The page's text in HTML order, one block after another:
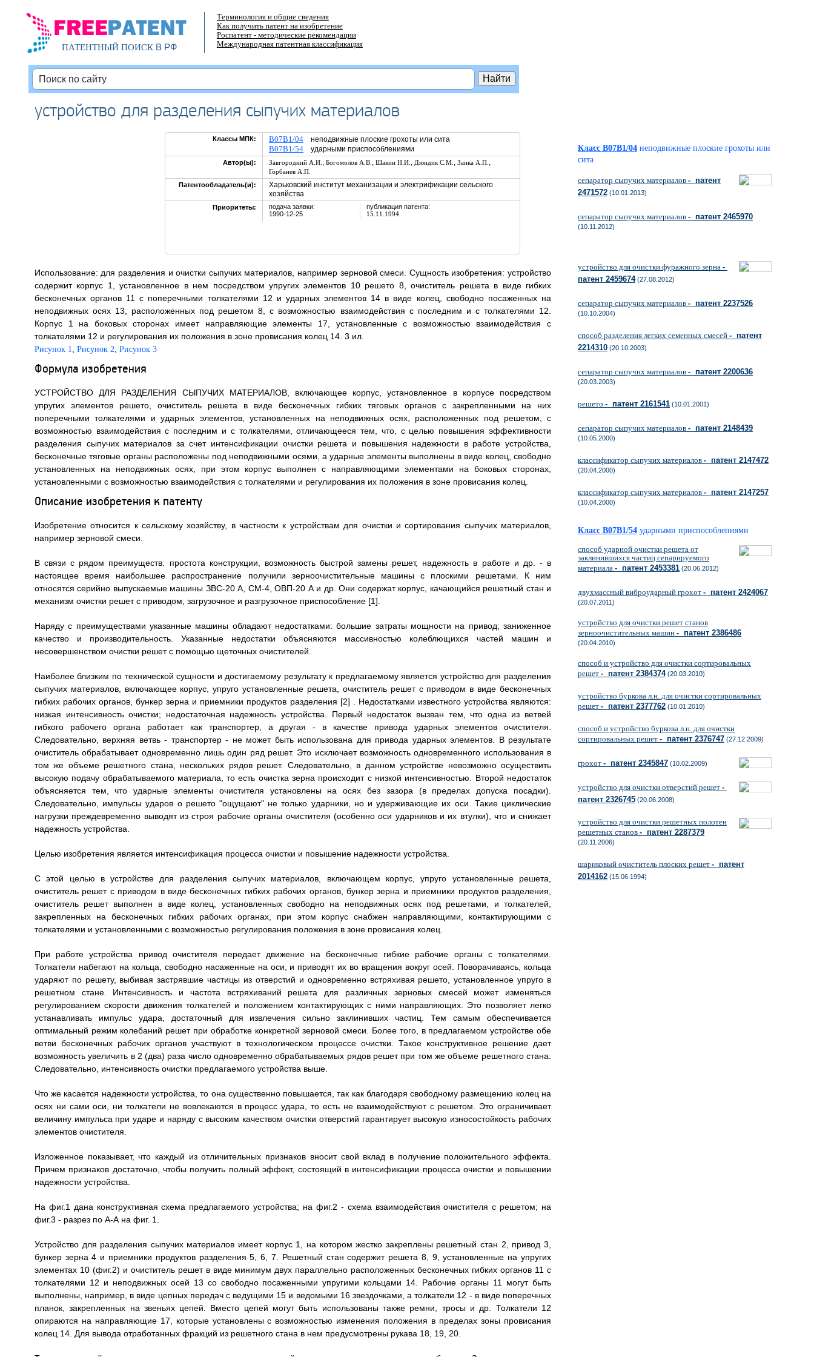
ПАТЕНТНЫЙ ПОИСКВ РФ
Терминология и общие сведения
Как получить патент на изобретение
Роспатент - методические рекомендации
Международная патентная классификация
устройство для разделения сыпучих материалов
Классы МПК: B07B1/04неподвижные плоские грохоты или сита
B07B1/54ударными приспособлениями
Автор(ы): Завгородний А.И. , Богомолов А.В. , Шакин Н.И. , Дюндик С.М. , Заика А.П. ,
Горбанев А.П.
Патентообладатель(и):
Харьковский институт механизации и электрификации сельского
хозяйства
Приоритеты:
подача заявки:
1990-12-25
публикация патента:
15.11.1994
Использование: для разделения и очистки сыпучих материалов, например зерновой смеси. Сущность изобретения: устройство
содержит корпус 1, установленное в нем посредством упругих элементов 10 решето 8, очиститель решета в виде гибких
бесконечных органов 11 с поперечными толкателями 12 и ударных элементов 14 в виде колец, свободно посаженных на
неподвижных осях 13, расположенных под решетом 8, с возможностью взаимодействия с последним и с толкателями 12.
Корпус 1 на боковых сторонах имеет направляющие элементы 17, установленные с возможностью взаимодействия с
толкателями 12 и регулирования их положения в зоне провисания колец 14. 3 ил.
Рисунок 1 Рисунок 2 Рисунок 3
Формула изобретения
УСТРОЙСТВО ДЛЯ РАЗДЕЛЕНИЯ СЫПУЧИХ МАТЕРИАЛОВ, включающее корпус, установленное в корпусе посредством
упругих элементов решето, очиститель решета в виде бесконечных гибких тяговых органов с закрепленными на них
поперечными толкателями и ударных элементов, установленных на неподвижных осях, расположенных под решетом, с
возможностью взаимодействия с последним и с толкателями, отличающееся тем, что, с целью повышения эффективности
разделения сыпучих материалов за счет интенсификации очистки решета и повышения надежности в работе устройства,
бесконечные тяговые органы расположены под неподвижными осями, а ударные элементы выполнены в виде колец, свободно
установленных на неподвижных осях, при этом корпус выполнен с направляющими элементами на боковых сторонах,
установленными с возможностью взаимодействия с толкателями и регулирования их положения в зоне провисания колец.
Описание изобретения к патенту
Изобретение относится к сельскому хозяйству, в частности к устройствам для очистки и сортирования сыпучих материалов,
например зерновой смеси.
В связи с рядом преимуществ: простота конструкции, возможность быстрой замены решет, надежность в работе и др. - в
настоящее время наибольшее распространение получили зерноочистительные машины с плоскими решетами. К ним
относятся серийно выпускаемые машины ЗВС-20 А, СМ-4, ОВП-20 А и др. Они содержат корпус, качающийся решетный стан и
механизм очистки решет с приводом, загрузочное и разгрузочное приспособление [1].
Наряду с преимуществами указанные машины обладают недостатками: большие затраты мощности на привод; заниженное
качество и производительность. Указанные недостатки объясняются массивностью колеблющихся частей машин и
несовершенством очистки решет с помощью щеточных очистителей.
Наиболее близким по технической сущности и достигаемому результату к предлагаемому является устройство для разделения
сыпучих материалов, включающее корпус, упруго установленные решета, очиститель решет с приводом в виде бесконечных
гибких рабочих органов, бункер зерна и приемники продуктов разделения [2] . Недостатками известного устройства являются:
низкая интенсивность очистки; недостаточная надежность устройства. Первый недостаток вызван тем, что одна из ветвей
гибкого рабочего органа работает как транспортер, а другая - в качестве привода ударных элементов очистителя.
Следовательно, верхняя ветвь - транспортер - не может быть использована для привода ударных элементов. В результате
очиститель обрабатывает одновременно лишь один ряд решет. Это исключает возможность одновременного использования в
том же объеме решетного стана, нескольких рядов решет. Следовательно, в данном устройстве невозможно осуществить
высокую подачу обрабатываемого материала, то есть очистка зерна происходит с низкой интенсивностью. Второй недостаток
объясняется тем, что ударные элементы очистителя установлены на осях без зазора (в пределах допуска посадки).
Следовательно, импульсы ударов о решето "ощущают" не только ударники, но и удерживающие их оси. Такие циклические
нагрузки преждевременно выводят из строя рабочие органы очистителя (особенно оси ударников и их втулки), что и снижает
надежность устройства.
Целью изобретения является интенсификация процесса очистки и повышение надежности устройства.
С этой целью в устройстве для разделения сыпучих материалов, включающем корпус, упруго установленные решета,
очиститель решет с приводом в виде бесконечных гибких рабочих органов, бункер зерна и приемники продуктов разделения,
очиститель решет выполнен в виде колец, установленных свободно на неподвижных осях под решетами, и толкателей,
закрепленных на бесконечных гибких рабочих органах, при этом корпус снабжен направляющими, контактирующими с
толкателями и установленными с возможностью регулирования положения в зоне провисания колец.
При работе устройства привод очистителя передает движение на бесконечные гибкие рабочие органы с толкателями.
Толкатели набегают на кольца, свободно насаженные на оси, и приводят их во вращения вокруг осей. Поворачиваясь, кольца
ударяют по решету, выбивая застрявшие частицы из отверстий и одновременно встряхивая решето, установленное упруго в
решетном стане. Интенсивность и частота встряхиваний решета для различных зерновых смесей может изменяться
регулированием скорости движения толкателей и положением контактирующих с ними направляющих. Это позволяет легко
устанавливать импульс удара, достаточный для извлечения сильно заклинивших частиц. Тем самым обеспечивается
оптимальный режим колебаний решет при обработке конкретной зерновой смеси. Более того, в предлагаемом устройстве обе
ветви бесконечных рабочих органов участвуют в технологическом процессе очистки. Такое конструктивное решение дает
возможность увеличить в 2 (два) раза число одновременно обрабатываемых рядов решет при том же объеме решетного стана.
Следовательно, интенсивность очистки предлагаемого устройства выше.
Что же касается надежности устройства, то она существенно повышается, так как благодаря свободному размещению колец на
осях ни сами оси, ни толкатели не вовлекаются в процесс удара, то есть не взаимодействуют с решетом. Это ограничивает
величину импульса при ударе и наряду с высоким качеством очистки отверстий гарантирует высокую износостойкость рабочих
элементов очистителя.
Изложенное показывает, что каждый из отличительных признаков вносит свой вклад в получение положительного эффекта.
Причем признаков достаточно, чтобы получить полный эффект, состоящий в интенсификации процесса очистки и повышении
надежности устройства.
На фиг.1 дана конструктивная схема предлагаемого устройства; на фиг.2 - схема взаимодействия очистителя с решетом; на
фиг.3 - разрез по А-А на фиг. 1.
Устройство для разделения сыпучих материалов имеет корпус 1, на котором жестко закреплены решетный стан 2, привод 3,
бункер зерна 4 и приемники продуктов разделения 5, 6, 7. Решетный стан содержит решета 8, 9, установленные на упругих
элементах 10 (фиг.2) и очиститель решет в виде минимум двух параллельно расположенных бесконечных гибких органов 11 с
толкателями 12 и неподвижных осей 13 со свободно посаженными упругими кольцами 14. Рабочие органы 11 могут быть
выполнены, например, в виде цепных передач с ведущими 15 и ведомыми 16 звездочками, а толкатели 12 - в виде поперечных
планок, закрепленных на звеньях цепей. Вместо цепей могут быть использованы также ремни, тросы и др. Толкатели 12
опираются на направляющие 17, которые установлены с возможностью изменения положения в пределах зоны провисания
колец 14. Для вывода отработанных фракций из решетного стана в нем предусмотрены рукава 18, 19, 20.
Класс B07B1/04 неподвижные плоские грохоты или
сита
сепаратор сыпучих материалов - патент
2471572 (10.01.2013)
сепаратор сыпучих материалов - патент 2465970
(10.11.2012)
устройство для очистки фуражного зерна -
патент 2459674(27.08.2012)
сепаратор сыпучих материалов - патент 2237526
(10.10.2004)
способ разделения легких семенных смесей - патент
2214310 (20.10.2003)
сепаратор сыпучих материалов - патент 2200636
(20.03.2003)
решето - патент 2161541 (10.01.2001)
сепаратор сыпучих материалов - патент 2148439
(10.05.2000)
классификатор сыпучих материалов - патент 2147472
(20.04.2000)
классификатор сыпучих материалов - патент 2147257
(10.04.2000)
Класс B07B1/54 ударными приспособлениями
способ ударной очистки решета от
заклинившихся частиц сепарируемого
материала - патент 2453381 (20.06.2012)
двухмассный виброударный грохот - патент 2424067
(20.07.2011)
устройство для очистки решет станов
зерноочистительных машин - патент 2386486
(20.04.2010)
способ и устройство для очистки сортировальных
решет - патент 2384374(20.03.2010)
устройство буркова л.н. для очистки сортировальных
решет - патент 2377762 (10.01.2010)
способ и устройство буркова л.н. для очистки
сортировальных решет - патент 2376747 (27.12.2009)
грохот - патент 2345847 (10.02.2009)
устройство для очистки отверстий решет -
патент 2326745 (20.06.2008)
устройство для очистки решетных полотен
решетных станов - патент 2287379
(20.11.2006)
шариковый очиститель плоских решет - патент
2014162 (15.06.1994)